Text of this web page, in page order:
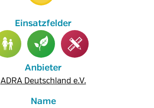
Anbieter
ADRA Deutschland e.V.
Name